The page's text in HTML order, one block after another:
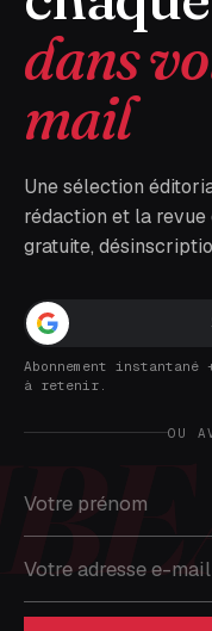
dans
mail
Une sélection
rédaction et la
gratuite,
Abonnement
à retenir.
OU